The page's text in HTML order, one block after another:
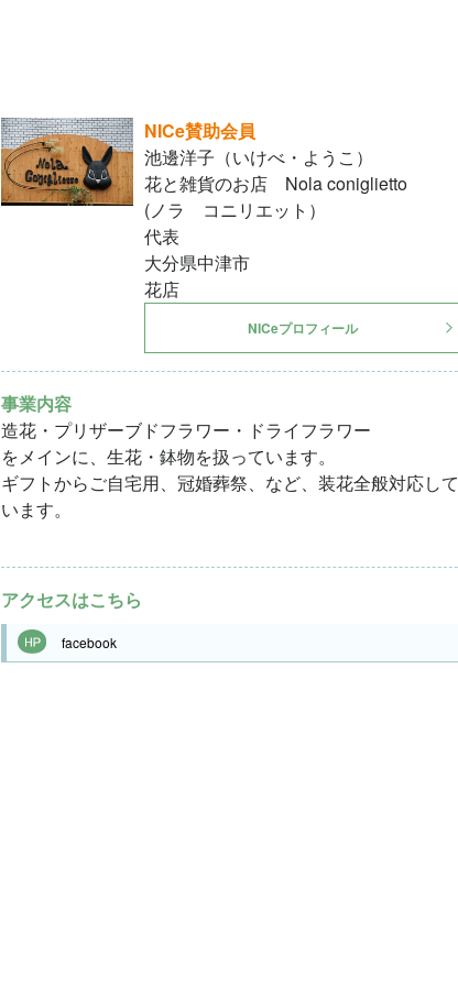
NICe賛助会員
池邊洋子（いけべ・ようこ）
花と雑貨のお店 Nola coniglietto
(ノラ コニリエット）
代表
大分県中津市
花店
NICeプロフィール
事業内容
造花・プリザーブドフラワー・ドライフラワー
をメインに、生花・鉢物を扱っています。
ギフトからご自宅用、冠婚葬祭、など、装花全般対応して
います。
アクセスはこちら
facebook